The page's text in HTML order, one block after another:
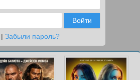
Войти
| Забыли пароль?